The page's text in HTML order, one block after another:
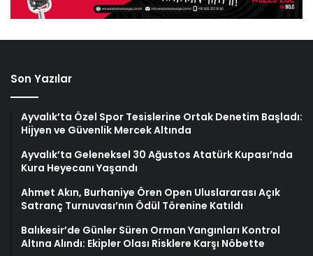
Son Yazılar
Ayvalık’ta Özel Spor Tesislerine Ortak Denetim Başladı:
Hijyen ve Güvenlik Mercek Altında
Ayvalık’ta Geleneksel 30 Ağustos Atatürk Kupası’nda
Kura Heyecanı Yaşandı
Ahmet Akın, Burhaniye Ören Open Uluslararası Açık
Satranç Turnuvası’nın Ödül Törenine Katıldı
Balıkesir’de Günler Süren Orman Yangınları Kontrol
Altına Alındı: Ekipler Olası Risklere Karşı Nöbette